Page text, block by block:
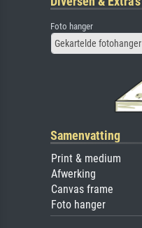
Foto hanger
Gekartelde fotohanger
Samenvatting
Print & medium
Afwerking
Canvas frame
Foto hanger